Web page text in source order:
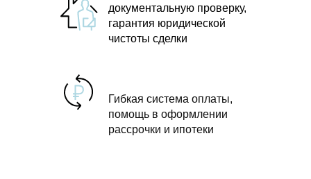
документальную проверку,
гарантия юридической
чистоты сделки
Гибкая система оплаты,
помощь в оформлении
рассрочки и ипотеки